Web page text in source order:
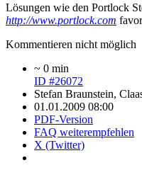
Lösungen wie den Portlock
http://www.portlock.com
Kommentieren nicht möglich
~ 0 min
ID #26072
Stefan Braunstein,
01.01.2009 08:00
PDF-Version
FAQ weiterempfehlen
X (Twitter)